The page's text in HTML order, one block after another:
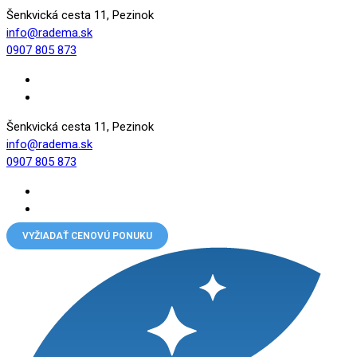
Šenkvická cesta 11, Pezinok
info@radema.sk
0907 805 873
Šenkvická cesta 11, Pezinok
info@radema.sk
0907 805 873
VYŽIADAŤ CENOVÚ PONUKU